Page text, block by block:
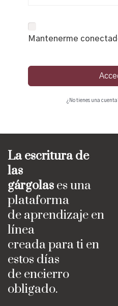
Mantenerme
¿No tienes una
La escritura de
las
gárgolas es una
plataforma
de aprendizaje en
línea
creada para ti en
estos días
de encierro
obligado.